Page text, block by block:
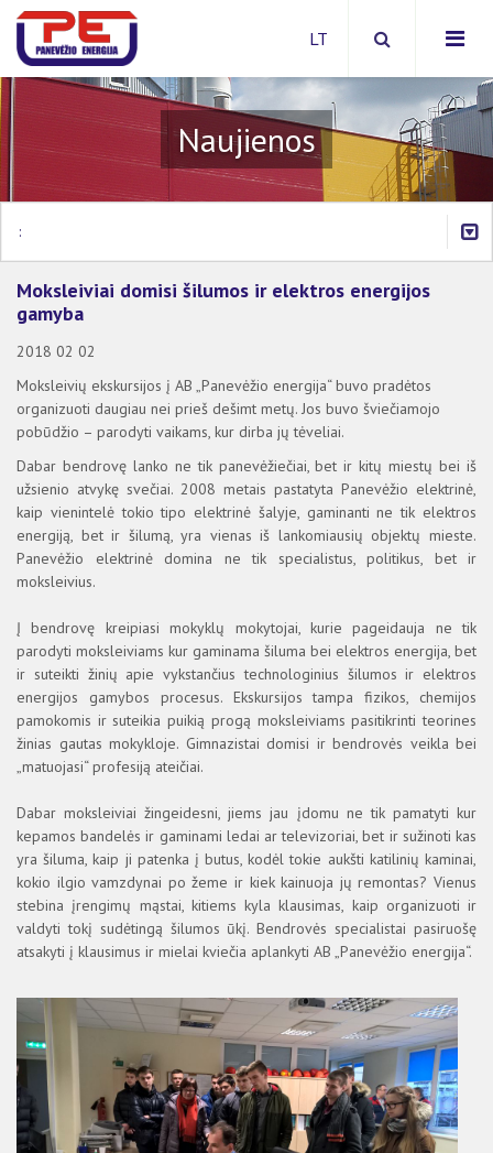
Apie bendrovę
Viešieji pirkimai
Energijos išteklių pirkimai
Šilumos suvartojimas daugiabučiuose namuose
Šilumos paskirstymo tvarka
Ar jums priklauso kompensacija?
Sutarčių sudarymas/nutraukimas
Šilumos punkto modernizacija
Klausimai ir atsakymai
Šilumos ir karšto vandens kainos
Šilumos supirkimas iš nepriklausomų šilumos
Dėl savitarnos portalo
Klausimai ir atsakymai
Teisinė informacija
Kaip taupyti šilumą
Kitos nuorodos
Naujienos
:
2026 METAI
Moksleiviai domisi šilumos ir elektros energijos
gamyba
2018 02 02
Moksleivių ekskursijos į AB „Panevėžio energija“ buvo pradėtos
organizuoti daugiau nei prieš dešimt metų. Jos buvo šviečiamojo
pobūdžio – parodyti vaikams, kur dirba jų tėveliai.
Dabar bendrovę lanko ne tik panevėžiečiai, bet ir kitų miestų bei iš
užsienio atvykę svečiai. 2008 metais pastatyta Panevėžio elektrinė,
kaip vienintelė tokio tipo elektrinė šalyje, gaminanti ne tik elektros
energiją, bet ir šilumą, yra vienas iš lankomiausių objektų mieste.
Panevėžio elektrinė domina ne tik specialistus, politikus, bet ir
moksleivius.
Į bendrovę kreipiasi mokyklų mokytojai, kurie pageidauja ne tik
parodyti moksleiviams kur gaminama šiluma bei elektros energija, bet
ir suteikti žinių apie vykstančius technologinius šilumos ir elektros
energijos gamybos procesus. Ekskursijos tampa fizikos, chemijos
pamokomis ir suteikia puikią progą moksleiviams pasitikrinti teorines
žinias gautas mokykloje. Gimnazistai domisi ir bendrovės veikla bei
„matuojasi“ profesiją ateičiai.
Dabar moksleiviai žingeidesni, jiems jau įdomu ne tik pamatyti kur
kepamos bandelės ir gaminami ledai ar televizoriai, bet ir sužinoti kas
yra šiluma, kaip ji patenka į butus, kodėl tokie aukšti katilinių kaminai,
kokio ilgio vamzdynai po žeme ir kiek kainuoja jų remontas? Vienus
stebina įrengimų mąstai, kitiems kyla klausimas, kaip organizuoti ir
valdyti tokį sudėtingą šilumos ūkį. Bendrovės specialistai pasiruošę
atsakyti į klausimus ir mielai kviečia aplankyti AB „Panevėžio energija“.